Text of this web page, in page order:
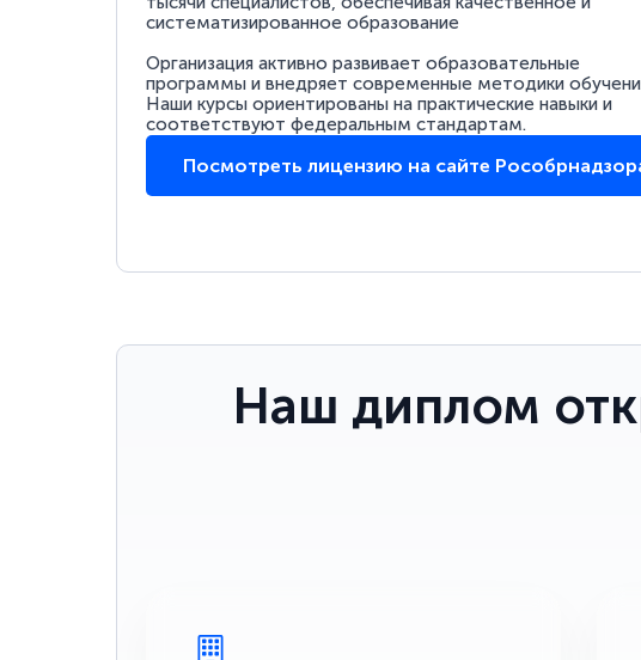
систематизированное образование
Организация активно развивает образовательные
программы и внедряет современные методики
Наши курсы ориентированы на практические навыки и
соответствуют федеральным стандартам.
Посмотреть лицензию на сайте
Наш диплом